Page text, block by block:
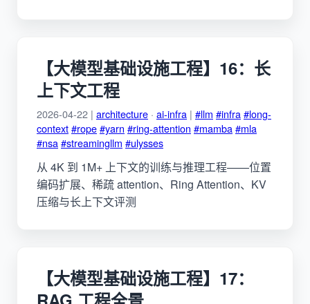
【大模型基础设施工程】16：长
上下文工程
2026-04-22 | architecture · ai-infra | #llm #infra#long-
context#rope#yarn #ring-attention #mamba#mla
#nsa#streamingllm #ulysses
从 4K 到 1M+ 上下文的训练与推理工程——位置
编码扩展、稀疏 attention、Ring Attention、KV
压缩与长上下文评测
【大模型基础设施工程】17：